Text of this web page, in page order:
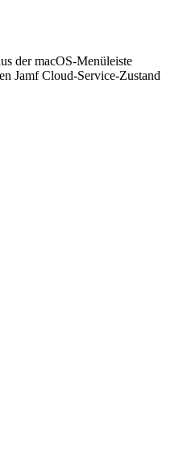
der macOS-Menüleiste
Jamf Cloud-Service-Zustand